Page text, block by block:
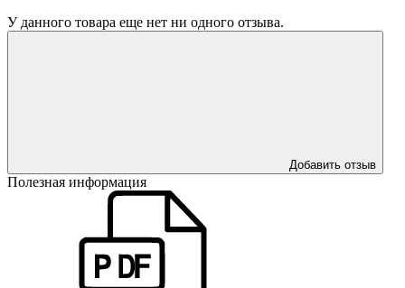
У данного товара еще нет ни одного отзыва.
Добавить отзыв
Полезная информация